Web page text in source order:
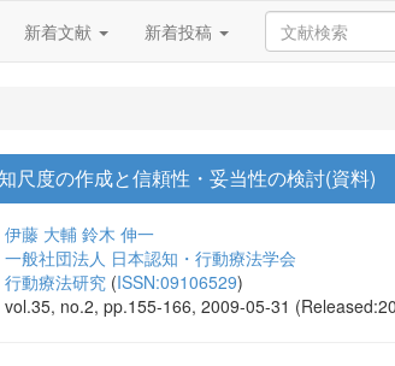
新着文献 新着投稿
尺度の作成と信頼性・妥当性の検討(資料)
伊藤 大輔 鈴木 伸一
一般社団法人 日本認知・行動療法学会
行動療法研究 (ISSN:09106529)
vol.35, no.2, pp.155-166, 2009-05-31